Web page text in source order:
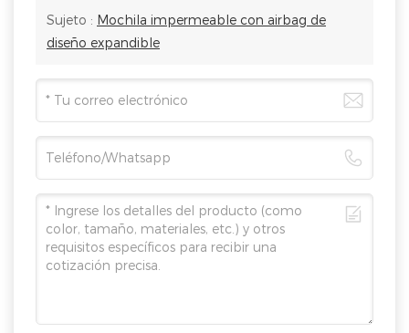
Sujeto : Mochila impermeable con airbag de
diseño expandible